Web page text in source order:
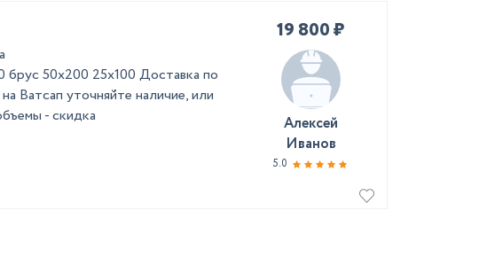
50х200 25х100 Доставка по
Ватсап уточняйте наличие, или
- скидка
19 800 ₽
Алексей
Иванов
5.0